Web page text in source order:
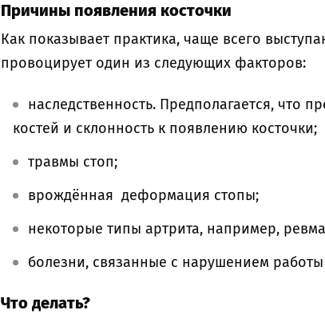
Причины появления косточки
Как показывает практика, чаще всего
провоцирует один из следующих факторов:
наследственность. Предполагается, что
костей и склонность к появлению косточки;
травмы стоп;
врождённая деформация стопы;
некоторые типы артрита, например,
болезни, связанные с нарушением
Что делать?